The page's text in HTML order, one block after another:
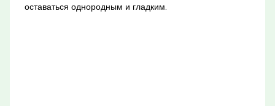
оставаться однородным и гладким.